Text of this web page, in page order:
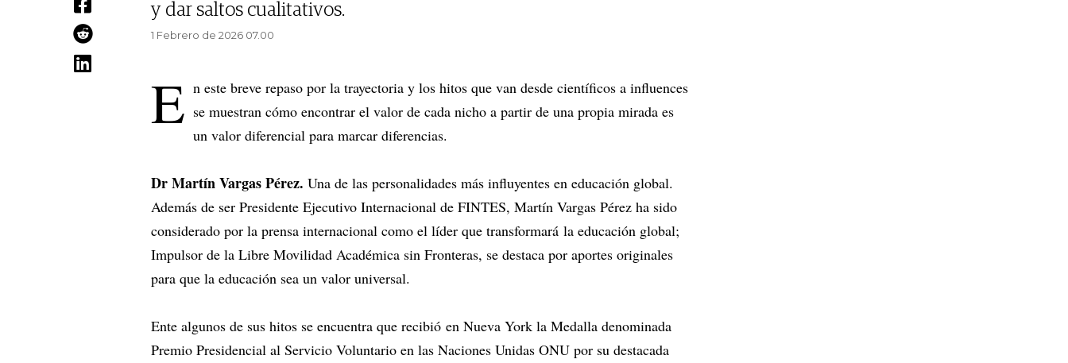
y dar saltos cualitativos.
1 Febrero de 2026 07.00
E n este breve repaso por la trayectoria y los hitos que van desde científicos a influences
se muestran cómo encontrar el valor de cada nicho a partir de una propia mirada es
un valor diferencial para marcar diferencias.
Dr Martín Vargas Pérez. Una de las personalidades más influyentes en educación global.
Además de ser Presidente Ejecutivo Internacional de FINTES, Martín Vargas Pérez ha sido
considerado por la prensa internacional como el líder que transformará la educación global;
Impulsor de la Libre Movilidad Académica sin Fronteras, se destaca por aportes originales
para que la educación sea un valor universal.
Ente algunos de sus hitos se encuentra que recibió en Nueva York la Medalla denominada
Premio Presidencial al Servicio Voluntario en las Naciones Unidas ONU por su destacada